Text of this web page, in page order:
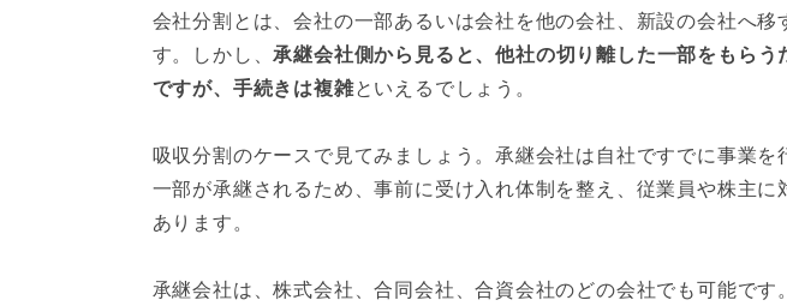
会社分割とは、会社の一部あるいは会社を他の会社、新設の会社へ移
す。しかし、承継会社側から見ると、他社の切り離した一部をもらう
ですが、手続きは複雑といえるでしょう。
吸収分割のケースで見てみましょう。承継会社は自社ですでに事業
一部が承継されるため、事前に受け入れ体制を整え、従業員や株主に
あります。
承継会社は、株式会社、合同会社、合資会社のどの会社でも可能です